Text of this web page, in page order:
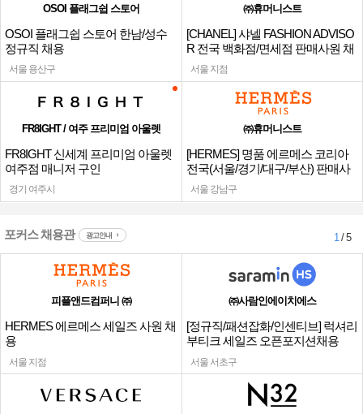
OSOI 플래그쉽 스토어
OSOI 플래그쉽 스토어 한남/성수
정규직 채용
서울 용산구
㈜휴머니스트
[CHANEL] 샤넬 FASHION ADVISO
R 전국 백화점/면세점 판매사원 채
용
서울 지점
FR8IGHT / 여주 프리미엄 아울렛
FR8IGHT 신세계 프리미엄 아울렛
여주점 매니저 구인
경기 여주시
㈜휴머니스트
[HERMES] 명품 에르메스 코리아
전국(서울/경기/대구/부산) 판매사
원
서울 강남구
포커스 채용관 광고안내 1/ 5
피플앤드컴퍼니 ㈜
HERMES 에르메스 세일즈 사원 채
용
서울 지점
㈜사람인에이치에스
[정규직/패션잡화/인센티브] 럭셔리
부티크 세일즈 오픈포지션채용
서울 서초구